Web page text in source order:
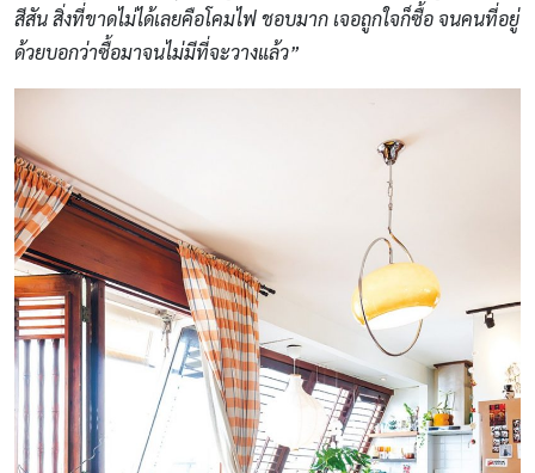
สีสัน สิ่งที่ขาดไม่ได้เลยคือโคมไฟ ชอบมาก เจอถูกใจก็ซื้อ จนคนที่อยู่
ด้วยบอกว่าซื้อมาจนไม่มีที่จะวางแล้ว”